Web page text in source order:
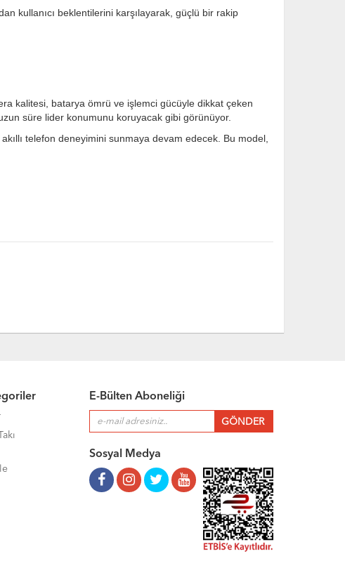
kullanıcı beklentilerini karşılayarak, güçlü bir rakip
kalitesi, batarya ömrü ve işlemci gücüyle dikkat çeken
süre lider konumunu koruyacak gibi görünüyor.
telefon deneyimini sunmaya devam edecek. Bu model,
E-Bülten Aboneliği
Sosyal Medya